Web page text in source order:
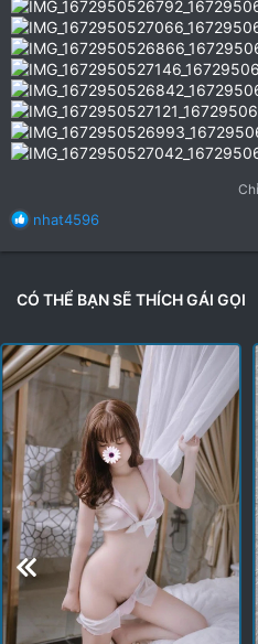
R
t
n
s
nhat4596
CÓ THỂ BẠN SẼ THÍCH GÁI GỌI